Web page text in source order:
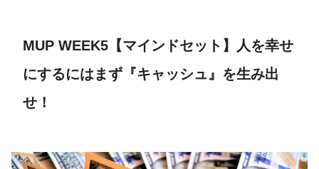
MUP WEEK5【マインドセット】人を幸せ
にするにはまず『キャッシュ』を生み出
せ！